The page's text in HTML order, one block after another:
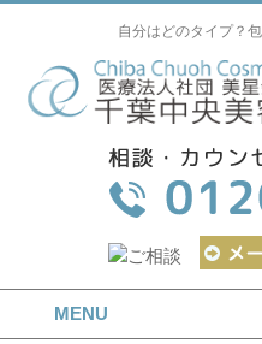
自分はどのタイプ？
MENU